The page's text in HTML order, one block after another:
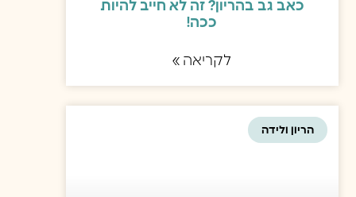
כאב גב בהריון? זה לא חייב להיות
ככה!
לקריאה »
הריון ולידה